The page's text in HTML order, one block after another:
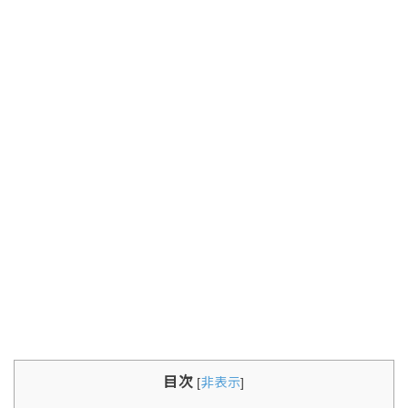
目次 [非表示]